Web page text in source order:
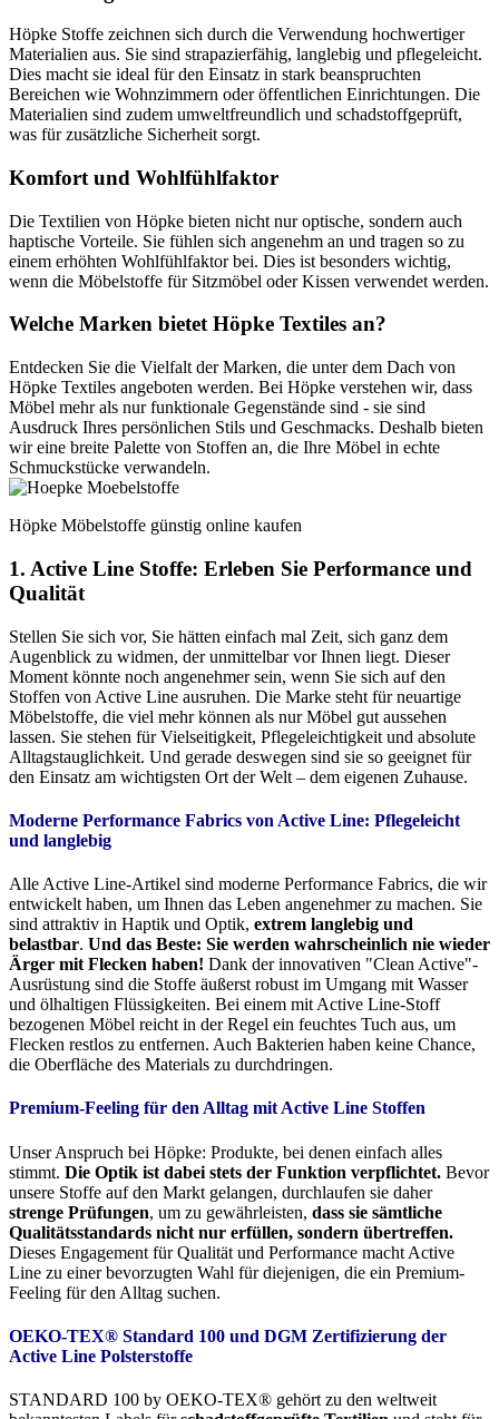
Höpke Stoffe zeichnen sich durch die Verwendung hochwertiger
Materialien aus. Sie sind strapazierfähig, langlebig und pflegeleicht.
Dies macht sie ideal für den Einsatz in stark beanspruchten
Bereichen wie Wohnzimmern oder öffentlichen Einrichtungen. Die
Materialien sind zudem umweltfreundlich und schadstoffgeprüft,
was für zusätzliche Sicherheit sorgt.
Komfort und Wohlfühlfaktor
Die Textilien von Höpke bieten nicht nur optische, sondern auch
haptische Vorteile. Sie fühlen sich angenehm an und tragen so zu
einem erhöhten Wohlfühlfaktor bei. Dies ist besonders wichtig,
wenn die Möbelstoffe für Sitzmöbel oder Kissen verwendet werden.
Welche Marken bietet Höpke Textiles an?
Entdecken Sie die Vielfalt der Marken, die unter dem Dach von
Höpke Textiles angeboten werden. Bei Höpke verstehen wir, dass
Möbel mehr als nur funktionale Gegenstände sind - sie sind
Ausdruck Ihres persönlichen Stils und Geschmacks. Deshalb bieten
wir eine breite Palette von Stoffen an, die Ihre Möbel in echte
Schmuckstücke verwandeln.
Höpke Möbelstoffe günstig online kaufen
1. Active Line Stoffe: Erleben Sie Performance und
Qualität
Stellen Sie sich vor, Sie hätten einfach mal Zeit, sich ganz dem
Augenblick zu widmen, der unmittelbar vor Ihnen liegt. Dieser
Moment könnte noch angenehmer sein, wenn Sie sich auf den
Stoffen von Active Line ausruhen. Die Marke steht für neuartige
Möbelstoffe, die viel mehr können als nur Möbel gut aussehen
lassen. Sie stehen für Vielseitigkeit, Pflegeleichtigkeit und absolute
Alltagstauglichkeit. Und gerade deswegen sind sie so geeignet für
den Einsatz am wichtigsten Ort der Welt – dem eigenen Zuhause.
Moderne Performance Fabrics von Active Line: Pflegeleicht
und langlebig
Alle Active Line-Artikel sind moderne Performance Fabrics, die wir
entwickelt haben, um Ihnen das Leben angenehmer zu machen. Sie
sind attraktiv in Haptik und Optik, extrem langlebig und
belastbar. Und das Beste: Sie werden wahrscheinlich nie wieder
Ärger mit Flecken haben! Dank der innovativen "Clean Active"-
Ausrüstung sind die Stoffe äußerst robust im Umgang mit Wasser
und ölhaltigen Flüssigkeiten. Bei einem mit Active Line-Stoff
bezogenen Möbel reicht in der Regel ein feuchtes Tuch aus, um
Flecken restlos zu entfernen. Auch Bakterien haben keine Chance,
die Oberfläche des Materials zu durchdringen.
Premium-Feeling für den Alltag mit Active Line Stoffen
Unser Anspruch bei Höpke: Produkte, bei denen einfach alles
stimmt. Die Optik ist dabei stets der Funktion verpflichtet. Bevor
unsere Stoffe auf den Markt gelangen, durchlaufen sie daher
strenge Prüfungen, um zu gewährleisten, dass sie sämtliche
Qualitätsstandards nicht nur erfüllen, sondern übertreffen.
Dieses Engagement für Qualität und Performance macht Active
Line zu einer bevorzugten Wahl für diejenigen, die ein Premium-
Feeling für den Alltag suchen.
OEKO-TEX® Standard 100 und DGM Zertifizierung der
Active Line Polsterstoffe
STANDARD 100 by OEKO-TEX® gehört zu den weltweit